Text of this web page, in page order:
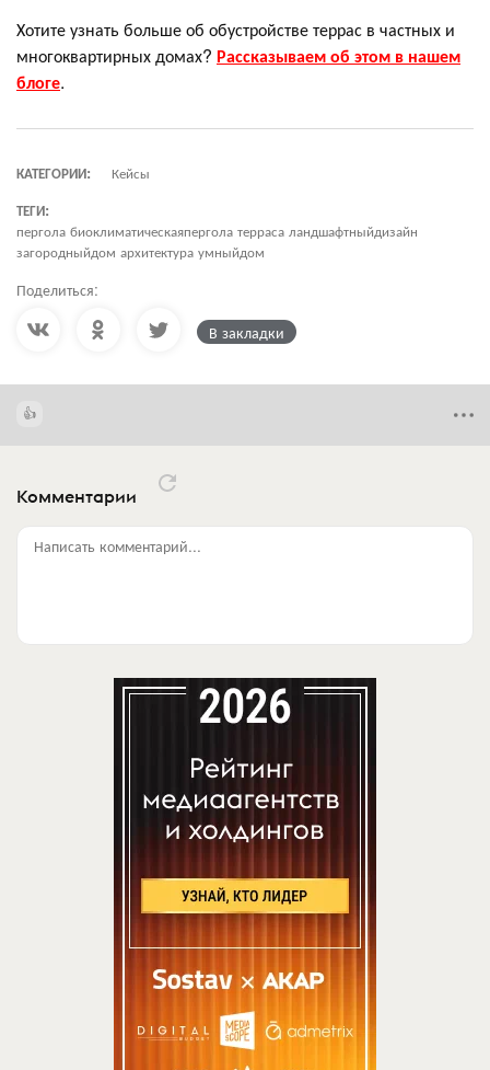
Хотите узнать больше об обустройстве террас в частных и
многоквартирных домах? Рассказываем об этом в нашем
блоге.
КАТЕГОРИИ:
Кейсы
ТЕГИ:
пергола биоклиматическаяпергола терраса ландшафтныйдизайн
загородныйдом архитектура умныйдом
Поделиться:
В закладки
Комментарии
Написать комментарий...